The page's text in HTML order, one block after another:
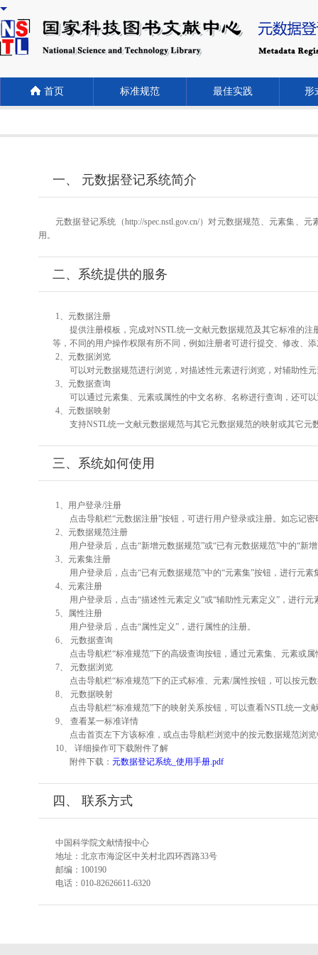
首页 标准规范 最佳实践 形
一、 元数据登记系统简介
元数据登记系统（http://spec.nstl.gov.cn/）对元数据规范、元素集
用。
二、系统提供的服务
1、元数据注册
提供注册模板，完成对NSTL统一文献元数据规范及其它标准的
等，不同的用户操作权限有所不同，例如注册者可进行提交、修改、
2、元数据浏览
可以对元数据规范进行浏览，对描述性元素进行浏览，对辅助性
3、元数据查询
可以通过元素集、元素或属性的中文名称、名称进行查询，还可
4、元数据映射
支持NSTL统一文献元数据规范与其它元数据规范的映射或其它元
三、系统如何使用
1、用户登录/注册
点击导航栏“元数据注册”按钮，可进行用户登录或注册。如忘记
2、元数据规范注册
用户登录后，点击“新增元数据规范”或“已有元数据规范”中的“新
3、元素集注册
用户登录后，点击“已有元数据规范”中的“元素集”按钮，进行元素
4、元素注册
用户登录后，点击“描述性元素定义”或“辅助性元素定义”，进行元
5、属性注册
用户登录后，点击“属性定义”，进行属性的注册。
6、 元数据查询
点击导航栏“标准规范”下的高级查询按钮，通过元素集、元素或
7、 元数据浏览
点击导航栏“标准规范”下的正式标准、元素/属性按钮，可以按元
8、 元数据映射
点击导航栏“标准规范”下的映射关系按钮，可以查看NSTL统一文
9、 查看某一标准详情
点击首页左下方该标准，或点击导航栏浏览中的按元数据规范浏
10、 详细操作可下载附件了解
附件下载： 元数据登记系统_使用手册.pdf
四、 联系方式
中国科学院文献情报中心
地址：北京市海淀区中关村北四环西路33号
邮编：100190
电话：010-82626611-6320